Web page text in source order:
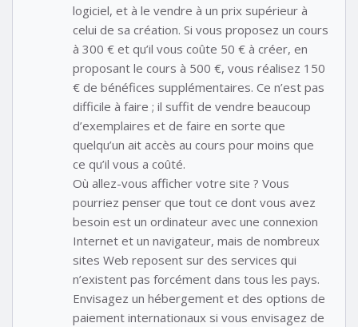
logiciel, et à le vendre à un prix supérieur à
celui de sa création. Si vous proposez un cours
à 300 € et qu’il vous coûte 50 € à créer, en
proposant le cours à 500 €, vous réalisez 150
€ de bénéfices supplémentaires. Ce n’est pas
difficile à faire ; il suffit de vendre beaucoup
d’exemplaires et de faire en sorte que
quelqu’un ait accès au cours pour moins que
ce qu’il vous a coûté.
Où allez-vous afficher votre site ? Vous
pourriez penser que tout ce dont vous avez
besoin est un ordinateur avec une connexion
Internet et un navigateur, mais de nombreux
sites Web reposent sur des services qui
n’existent pas forcément dans tous les pays.
Envisagez un hébergement et des options de
paiement internationaux si vous envisagez de